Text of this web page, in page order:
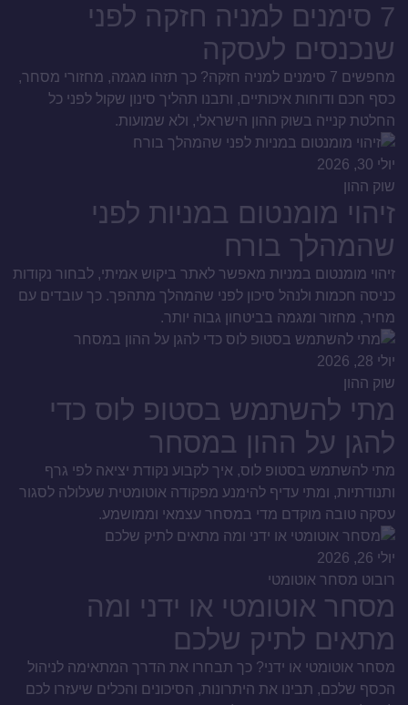
7 סימנים למניה חזקה לפני
שנכנסים לעסקה
מחפשים 7 סימנים למניה חזקה? כך תזהו מגמה, מחזורי מסחר,
כסף חכם ודוחות איכותיים, ותבנו תהליך סינון שקול לפני כל
החלטת קנייה בשוק ההון הישראלי, ולא שמועות.
יולי 30, 2026
שוק ההון
זיהוי מומנטום במניות לפני
שהמהלך בורח
זיהוי מומנטום במניות מאפשר לאתר ביקוש אמיתי, לבחור נקודות
כניסה חכמות ולנהל סיכון לפני שהמהלך מתהפך. כך עובדים עם
מחיר, מחזור ומגמה בביטחון גבוה יותר.
יולי 28, 2026
שוק ההון
מתי להשתמש בסטופ לוס כדי
להגן על ההון במסחר
מתי להשתמש בסטופ לוס, איך לקבוע נקודת יציאה לפי גרף
ותנודתיות, ומתי עדיף להימנע מפקודה אוטומטית שעלולה לסגור
עסקה טובה מוקדם מדי במסחר עצמאי וממושמע.
יולי 26, 2026
רובוט מסחר אוטומטי
מסחר אוטומטי או ידני ומה
מתאים לתיק שלכם
מסחר אוטומטי או ידני? כך תבחרו את הדרך המתאימה לניהול
הכסף שלכם, תבינו את היתרונות, הסיכונים והכלים שיעזרו לכם